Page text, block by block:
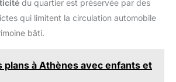
RAPIDE ET SIMPLIFIÉ – Vous n'avez pas à
heures de montage. Cet ensemble de
pour un assemblage rapide et facile, vous
profiter de votre table et chaise de jardin
extérieur avec style.
du quartier est préservée par des
qui limitent la circulation automobile
bâti.
plans à Athènes avec enfants et